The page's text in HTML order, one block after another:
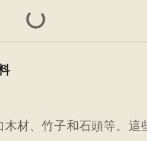
材、竹子和石頭等。這